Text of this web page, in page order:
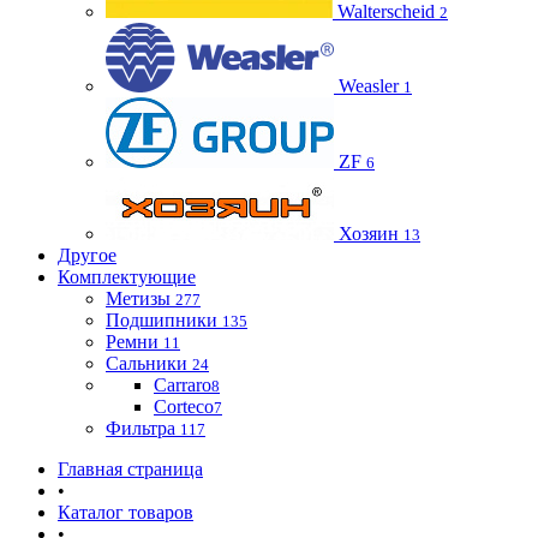
Walterscheid 2
Weasler 1
ZF 6
Хозяин 13
Другое
Комплектующие
Метизы 277
Подшипники 135
Ремни 11
Сальники 24
Carraro8
Corteco7
Фильтра 117
Главная страница
•
Каталог товаров
•